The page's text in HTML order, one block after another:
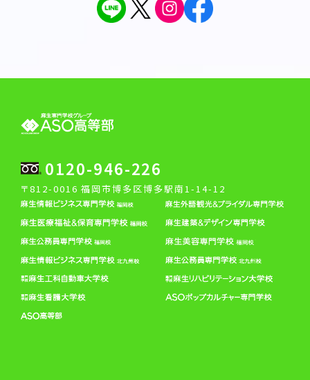
0120-946-226
〒812-0016 福岡市博多区博多駅南1-14-12